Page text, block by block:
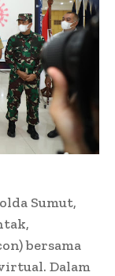
Sumut,
bersama
Dalam